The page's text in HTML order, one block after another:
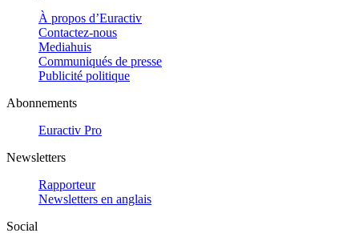
À propos d’Euractiv
Contactez-nous
Mediahuis
Communiqués de presse
Publicité politique
Abonnements
Euractiv Pro
Newsletters
Rapporteur
Newsletters en anglais
Social